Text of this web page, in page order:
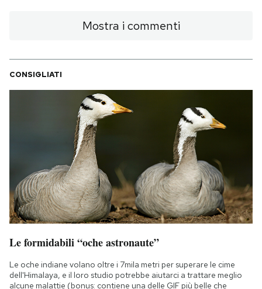
Mostra i commenti
CONSIGLIATI
Le formidabili “oche astronaute”
Le oche indiane volano oltre i 7mila metri per superare le cime
dell'Himalaya, e il loro studio potrebbe aiutarci a trattare meglio
alcune malattie (bonus: contiene una delle GIF più belle che